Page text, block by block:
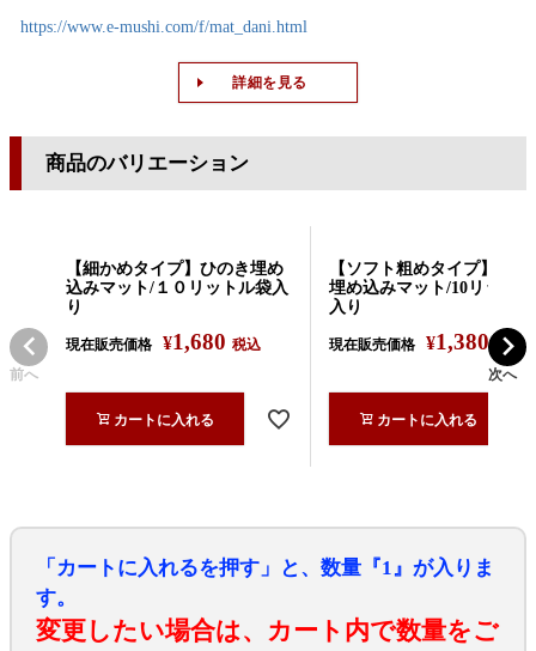
https://www.e-mushi.com/f/mat_dani.html
詳細を見る
商品のバリエーション
前へ
【細かめタイプ】ひのき埋め
込みマット/１０リットル袋入
り
現在販売価格 ¥1,680 税込
カートに入れる
【ソフト粗めタイプ】ひの
埋め込みマット/10リット
入り
現在販売価格 ¥1,380 税込
カートに入れる
次へ
「カートに入れるを押す」と、数量『1』が入りま
す。
変更したい場合は、カート内で数量をご